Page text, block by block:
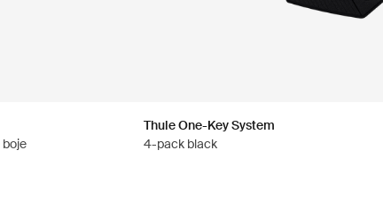
Thule One-Key System
4-pack black